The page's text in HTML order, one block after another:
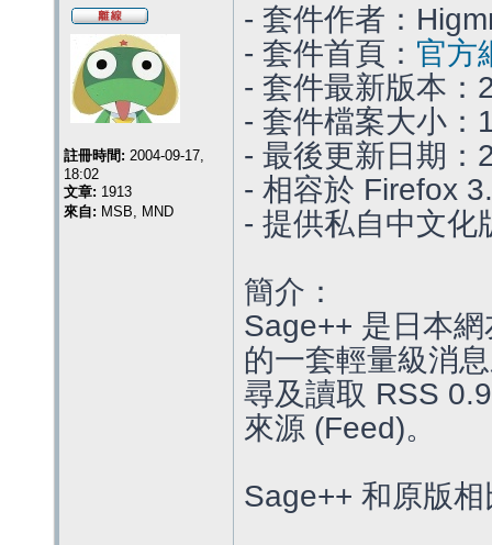
註冊時間: 2004-09-17,
18:02
文章: 1913
來自: MSB, MND
- 套件作者：
- 套件首頁： 官方
- 套件最新版本：
- 套件檔案大小：
- 最後更新日期
- 相容於 Firefox
- 提供私自中文化
簡介：
Sage++ 是日本
的一套輕量級消
尋及讀取 RSS
來源 (Feed)。
Sage++ 和原版